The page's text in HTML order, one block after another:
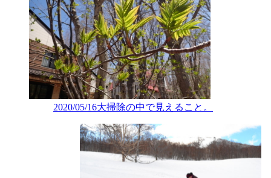
2020/05/16大掃除の中で見えること。